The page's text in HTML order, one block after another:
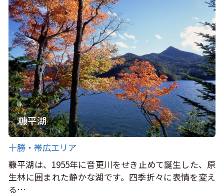
糠平湖
十勝・帯広エリア
糠平湖は、1955年に音更川をせき止めて誕生した、原
生林に囲まれた静かな湖です。四季折々に表情を変え
る…